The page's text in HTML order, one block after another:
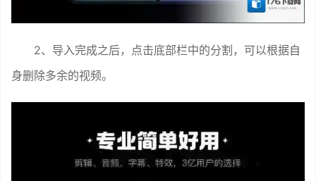
2、导入完成之后，点击底部栏中的分割，可以根据自
身删除多余的视频。